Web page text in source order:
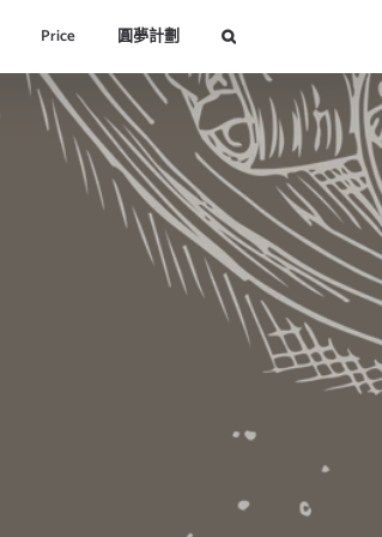
Price 圓夢計劃